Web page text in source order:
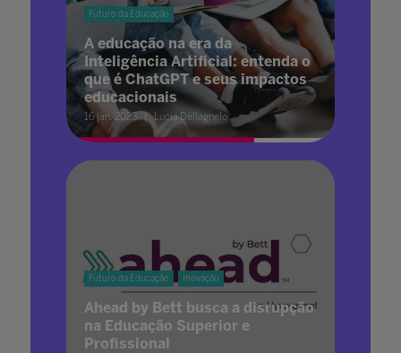
Futuro da Educação
A educação na era da
Inteligência Artificial: entenda o
que é ChatGPT e seus impactos
educacionais
16 jan. 2023 Lucia Dellagnelo
Futuro da Educação Inovação
Ahead by Bett busca a disrupção
na Educação Superior e
Profissional